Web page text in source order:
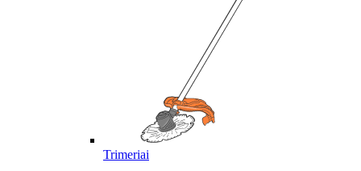
Trimeriai